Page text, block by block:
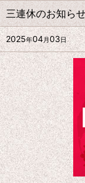
三連休のお知ら
2025年04月03日